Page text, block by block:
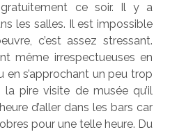
ce soir. Il y a
les salles. Il est impossible
c’est assez stressant.
même irrespectueuses en
s’approchant un peu trop
la pire visite de musée qu’il
d’aller dans les bars car
pour une telle heure. Du